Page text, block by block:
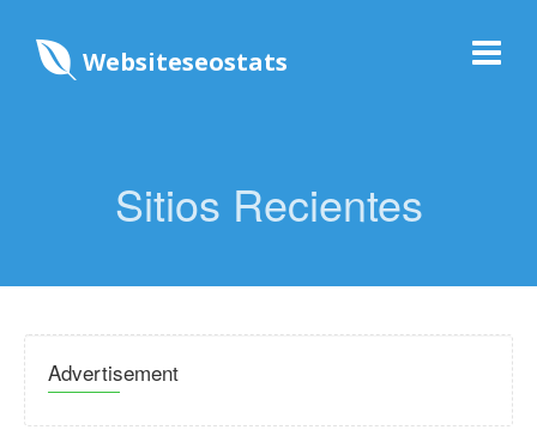
Websiteseostats
Sitios Recientes
Advertisement